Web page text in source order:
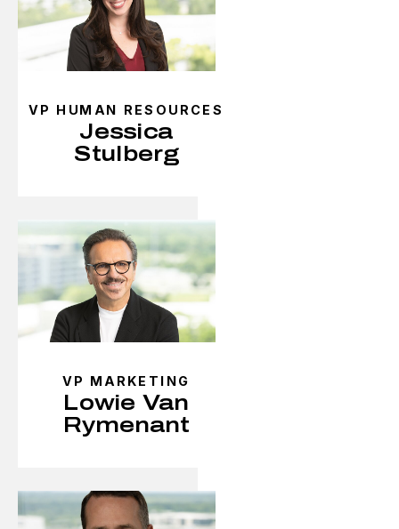
VP HUMAN RESOURCES
Jessica
Stulberg
VP MARKETING
Lowie Van
Rymenant